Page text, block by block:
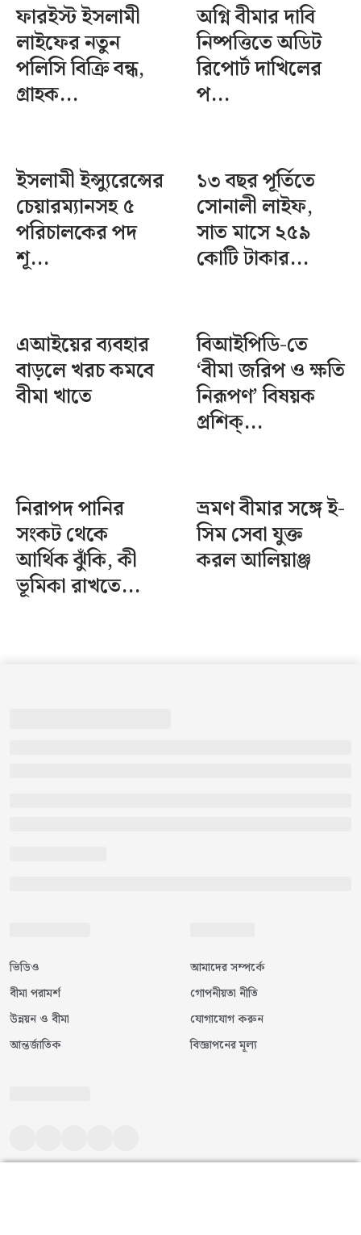
ফারইস্ট ইসলামী
লাইফের নতুন
পলিসি বিক্রি বন্ধ,
গ্রাহক...
অগ্নি বীমার দাবি
নিষ্পত্তিতে অডিট
রিপোর্ট দাখিলের
প...
ইসলামী ইন্স্যুরেন্সের
চেয়ারম্যানসহ ৫
পরিচালকের পদ
শূ...
১৩ বছর পূর্তিতে
সোনালী লাইফ,
সাত মাসে ২৫৯
কোটি টাকার...
এআইয়ের ব্যবহার
বাড়লে খরচ কমবে
বীমা খাতে
বিআইপিডি-তে
‘বীমা জরিপ ও ক্ষতি
নিরূপণ’ বিষয়ক
প্রশিক্...
নিরাপদ পানির
সংকট থেকে
আর্থিক ঝুঁকি, কী
ভূমিকা রাখতে...
ভ্রমণ বীমার সঙ্গে ই-
সিম সেবা যুক্ত
করল আলিয়াঞ্জ
ভিডিও
বীমা পরামর্শ
উন্নয়ন ও বীমা
আন্তর্জাতিক
আমাদের সম্পর্কে
গোপনীয়তা নীতি
যোগাযোগ করুন
বিজ্ঞাপনের মূল্য